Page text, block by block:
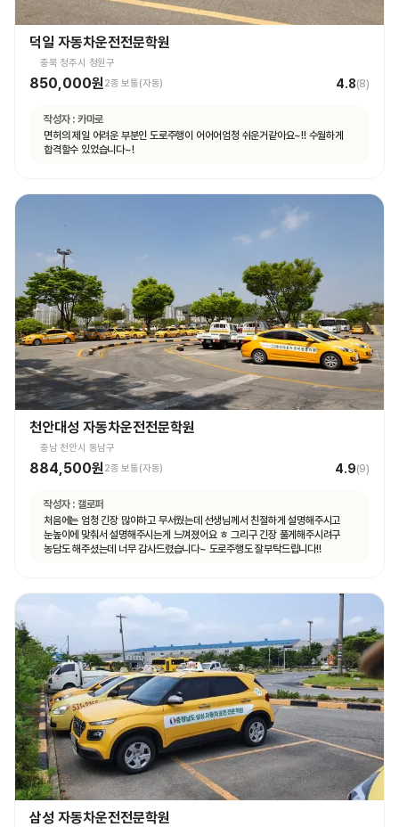
덕일 자동차운전전문학원
충북 청주시 청원구
850,000원2종 보통(자동) 4.8(8)
작성자 : 카마로
면허의 제일 어려운 부분인 도로주행이 어어어엄청 쉬운거같아요~!! 수월하게
합격할수 있었습니다~!
천안대성 자동차운전전문학원
충남 천안시 동남구
884,500원 2종 보통(자동) 4.9(9)
작성자 : 갤로퍼
처음에는 엄청 긴장 많이하고 무서웠는데 선생님께서 친절하게 설명해주시고
눈높이에 맞춰서 설명해주시는게 느껴졌어요 ㅎ 그리구 긴장 풀게해주시려구
농담도 해주셨는데 너무 감사드렸습니다~ 도로주행도 잘부탁드립니다!!
삼성 자동차운전전문학원